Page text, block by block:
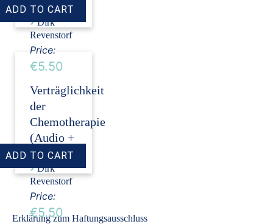
Transkript)
› Dirk
Revenstorf
Price:
€5.50
Verträglichkeit
der
Chemotherapie
(Audio +
Transkript)
› Dirk
Revenstorf
Price:
€5.50
Erklärung zum Haftungsausschluss